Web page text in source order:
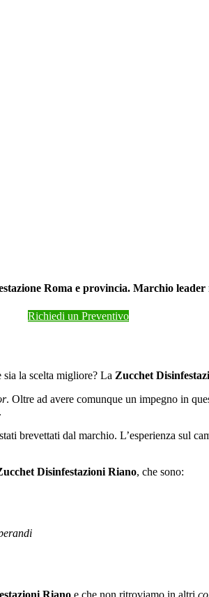
Roma e provincia. Marchio
Richiedi un Preventivo
la scelta migliore? La Zucchet
. Oltre ad avere comunque un impegno in
brevettati dal marchio. L’esperienza sul
Disinfestazioni Riano, che sono:
Riano e che non ritroviamo in altri